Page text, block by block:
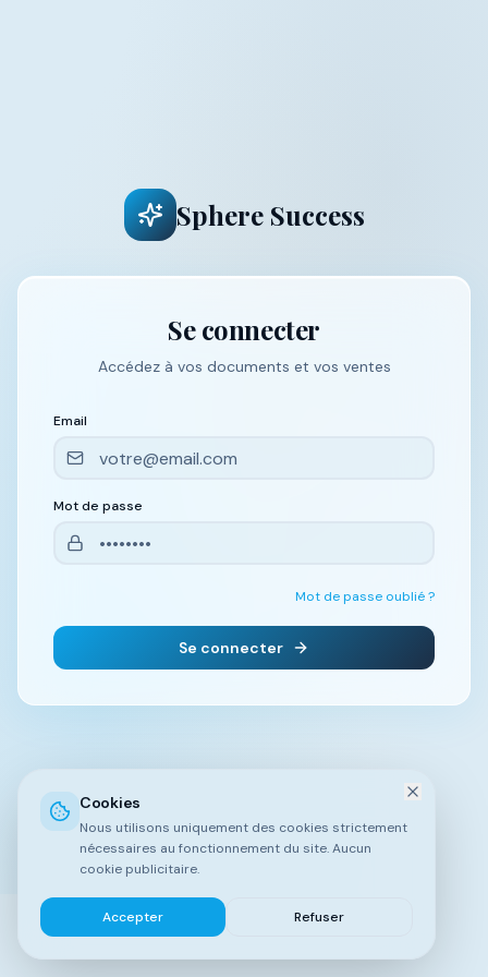
Sphere Success
Se connecter
Accédez à vos documents et vos ventes
Email
Mot de passe
Mot de passe oublié ?
Se connecter
Cookies
Nous utilisons uniquement des cookies strictement
nécessaires au fonctionnement du site. Aucun
cookie publicitaire.
Accepter Refuser